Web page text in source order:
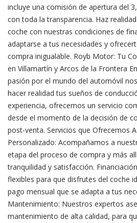
incluye una comisión de apertura del
con toda la transparencia. Haz
coche con nuestras condiciones de
adaptarse a tus necesidades y
compra inigualable. Royb Motor: Tu
en Villamartín y Arcos de la Frontera
pasión por el mundo del automóvil
hacer realidad tus sueños de
experiencia, ofrecemos un servicio
desde el momento de la decisión de
post-venta. Servicios que Ofrecemos
Personalizado: Acompañamos a
etapa del proceso de compra y más
tranquilidad y satisfacción.
flexibles para que disfrutes del coche
pago mensual que se adapta a tus
Mantenimiento: Nuestros expertos
mantenimiento de alta calidad, para